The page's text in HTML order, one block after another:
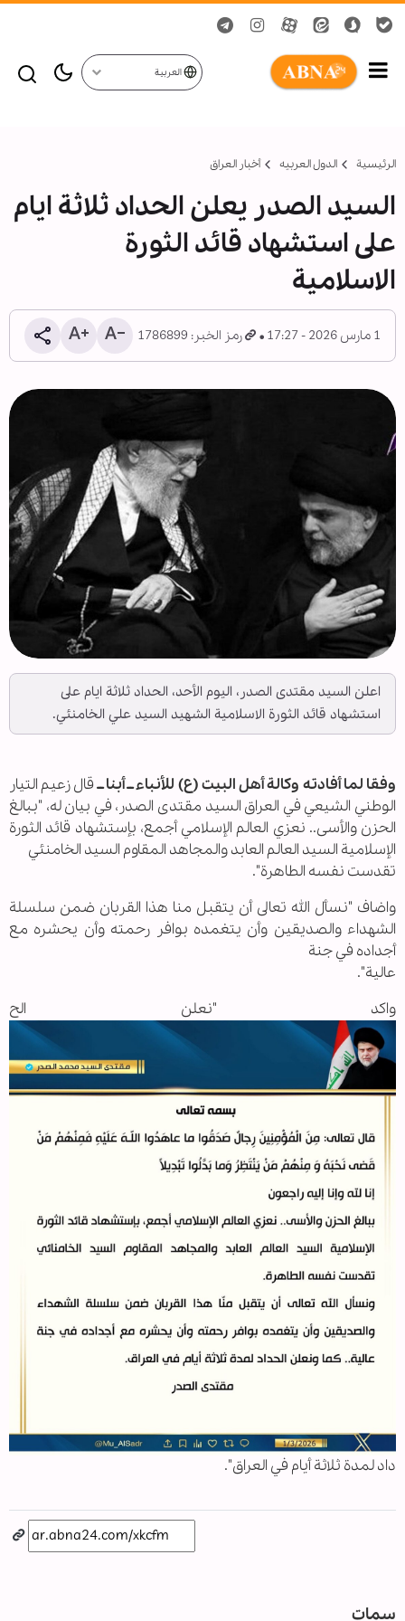
العربية
الرئيسية الدول العربیه أخبار العراق
السيد الصدر يعلن الحداد ثلاثة ايام
على استشهاد قائد الثورة
الاسلامية
1 مارس 2026 - 17:27 رمز الخبر: 1786899
اعلن السيد مقتدى الصدر، اليوم الأحد، الحداد ثلاثة ايام على
استشهاد قائد الثورة الاسلامية الشهيد السيد علي الخامنئي.
وفقا لما أفادته وكالة أهل البيت (ع) للأنباء ــ أبنا ــقال زعيم التيار
الوطني الشيعي في العراق السيد مقتدى الصدر، في بيان له، "ببالغ
الحزن والأسى.. نعزي العالم الإسلامي أجمع، بإستشهاد قائد الثورة
الإسلامية السيد العالم العابد والمجاهد المقاوم السيد الخامنئي
تقدست نفسه الطاهرة".
واضاف "نسأل الله تعالى أن يتقبل منا هذا القربان ضمن سلسلة
الشهداء والصديقين وأن يتغمده بوافر رحمته وأن يحشره مع
أجداده في جنة
عالية".
واكد "نعلن الح
داد لمدة ثلاثة أيام في العراق".
سمات